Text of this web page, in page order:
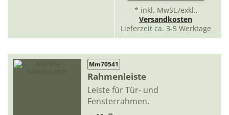
* inkl. MwSt./exkl.,
Versandkosten
Lieferzeit ca. 3-5 Werktage
Mm70541
Rahmenleiste
Leiste für Tür- und
Fensterrahmen.